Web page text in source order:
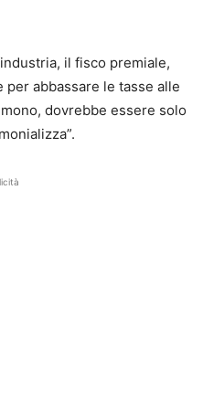
il fisco premiale,
abbassare le tasse alle
dovrebbe essere solo